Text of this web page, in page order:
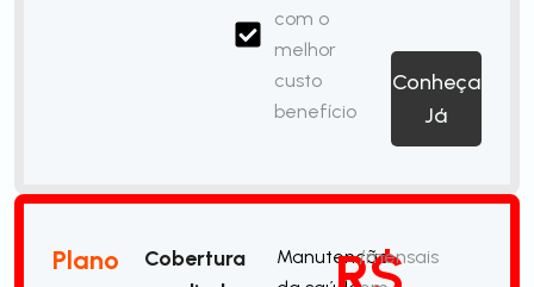
com o
melhor
custo
benefício
Conheça
Já
Plano
Cobertura
Manutenção/mensais